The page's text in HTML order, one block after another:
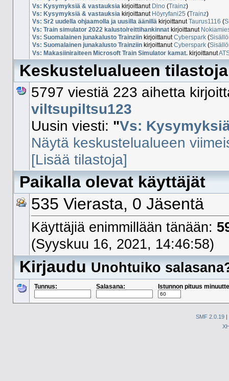
Vs: Kysymyksiä & vastauksia kirjoittanut Dino(Trainz)
Vs: Kysymyksiä & vastauksia kirjoittanut Höyryfani25 (Trainz)
Vs: Sr2 uudella ohjaamolla ja uusilla äänillä kirjoittanutTaurus1116 (
Vs: Train simulator 2022 kalusto/reittihankinnatkirjoittanut
Vs: Suomalainen junakalusto TrainziinkirjoittanutCyberspark(
Vs: Suomalainen junakalusto TrainziinkirjoittanutCyberspark(
Vs: Makasiiniraiteen Microsoft Train Simulator kamat. kirjoittanut
Keskustelualueen tilastoja
5797 viestiä 223 aihetta
viltsupiltsu123
Uusin viesti: "Vs:
Näytä keskustelualueen
[Lisää tilastoja]
Paikalla olevat käyttäjät
535 Vierasta, 0 Jäsentä
Käyttäjiä enimmillään tänään:
(Syyskuu 16, 2021, 14:46:58)
KirjauduUnohtuiko
Tunnus: Salasana: Istunnon pituus
SMF 2.0.19 |